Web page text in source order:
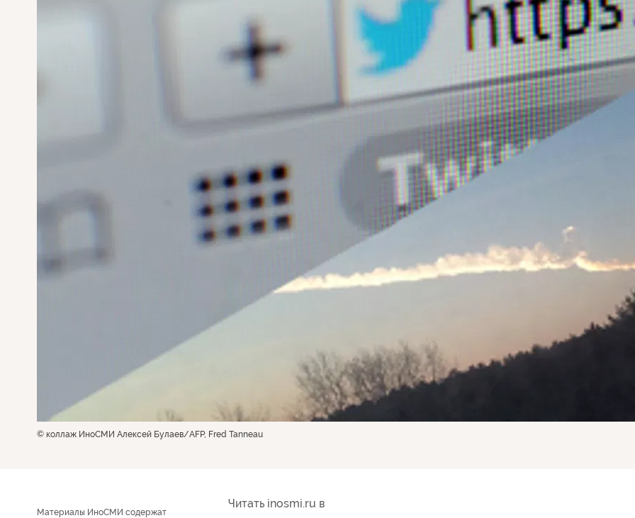
© коллаж ИноСМИ Алексей Булаев/AFP, Fred Tanneau
Материалы ИноСМИ содержат
Читать inosmi.ru в